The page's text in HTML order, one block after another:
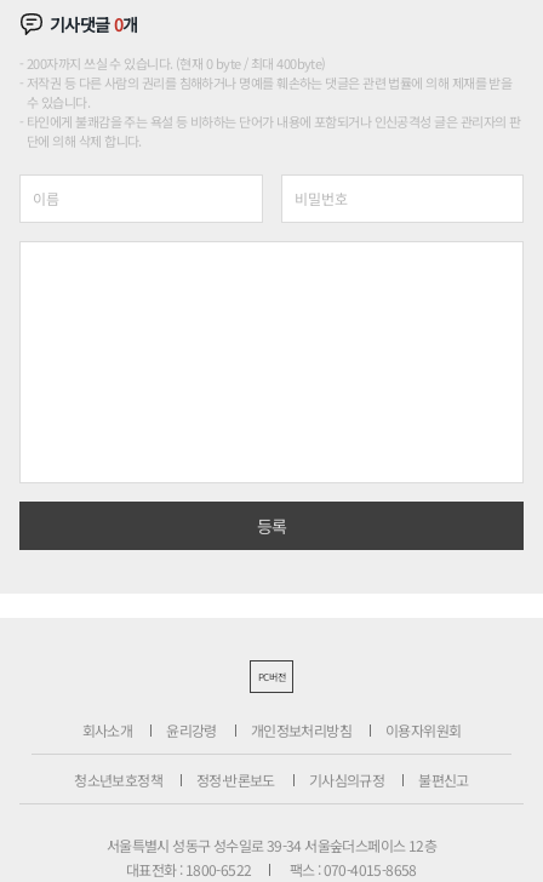
기사댓글0개
200자까지 쓰실 수 있습니다. (현재 0 byte / 최대 400byte)
저작권 등 다른 사람의 권리를 침해하거나 명예를 훼손하는 댓글은 관련 법률에 의해 제재를 받을
수 있습니다.
타인에게 불쾌감을 주는 욕설 등 비하하는 단어가 내용에 포함되거나 인신공격성 글은 관리자의 판
단에 의해 삭제 합니다.
PC버전
회사소개 윤리강령 개인정보처리방침 이용자위원회
청소년보호정책 정정·반론보도 기사심의규정 불편신고
서울특별시 성동구 성수일로 39-34 서울숲더스페이스 12층
대표전화 : 1800-6522
팩스 : 070-4015-8658